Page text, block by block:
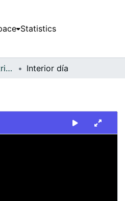
Statistics
FCCV - Interiores - Patrimonial Interior día